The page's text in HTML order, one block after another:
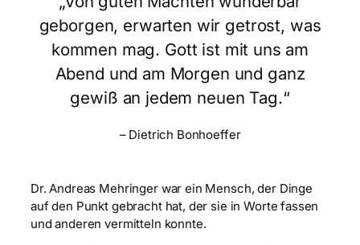
geborgen, erwarten wir getrost, was
kommen mag. Gott ist mit uns am
Abend und am Morgen und ganz
gewiß an jedem neuen Tag.“
– Dietrich Bonhoeffer
Dr. Andreas Mehringer war ein Mensch, der Dinge
auf den Punkt gebracht hat, der sie in Worte fassen
und anderen vermitteln konnte.